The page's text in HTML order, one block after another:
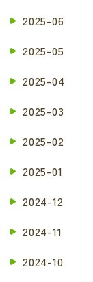
2025-06
2025-05
2025-04
2025-03
2025-02
2025-01
2024-12
2024-11
2024-10